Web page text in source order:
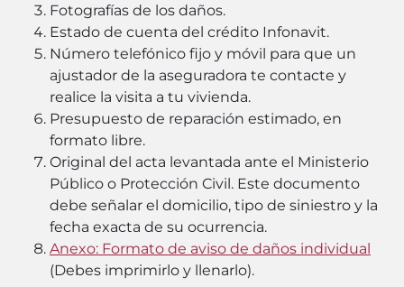
Fotografías de los daños.
Estado de cuenta del crédito Infonavit.
Número telefónico fijo y móvil para que un
ajustador de la aseguradora te contacte y
realice la visita a tu vivienda.
Presupuesto de reparación estimado, en
formato libre.
Original del acta levantada ante el Ministerio
Público o Protección Civil. Este documento
debe señalar el domicilio, tipo de siniestro y la
fecha exacta de su ocurrencia.
Anexo: Formato de aviso de daños individual
(Debes imprimirlo y llenarlo).